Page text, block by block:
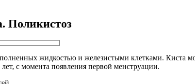
Поликистоз
жидкостью и железистыми клетками. Киста
с момента появления первой менструации.